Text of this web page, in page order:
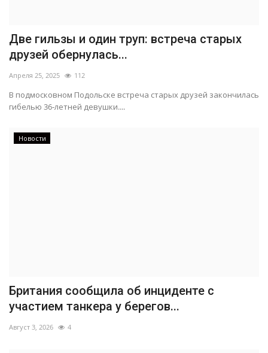
Две гильзы и один труп: встреча старых
друзей обернулась...
Апреля 25, 2025 112
В подмосковном Подольске встреча старых друзей закончилась
гибелью 36-летней девушки....
Новости
Британия сообщила об инциденте с
участием танкера у берегов...
Август 3, 2026 4